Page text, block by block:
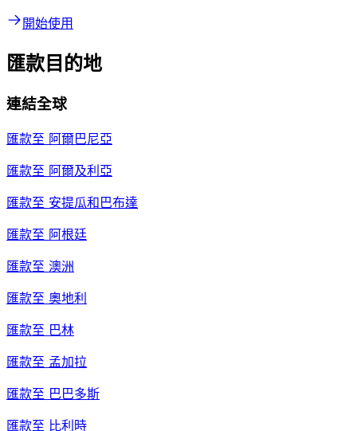
開始使用
匯款目的地
連結全球
匯款至 阿爾巴尼亞
匯款至 阿爾及利亞
匯款至 安提瓜和巴布達
匯款至 阿根廷
匯款至 澳洲
匯款至 奧地利
匯款至 巴林
匯款至 孟加拉
匯款至 巴巴多斯
匯款至 比利時